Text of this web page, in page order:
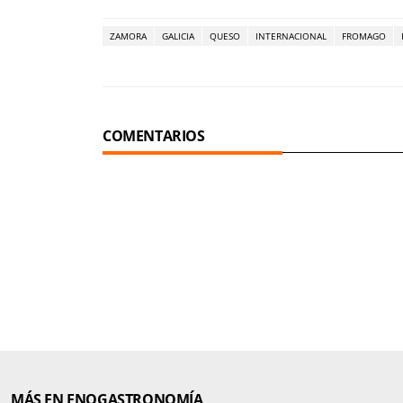
ZAMORA GALICIA QUESO INTERNACIONAL FROMAGO
COMENTARIOS